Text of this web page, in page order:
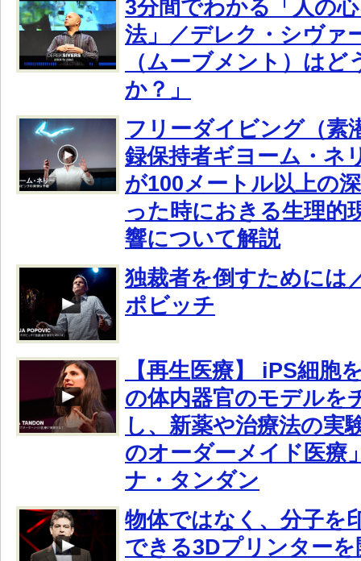
3分間でわかる「人の
法」／デレク・シヴァ
（ムーブメント）は
か？」
フリーダイビング（素
録保持者ギヨーム・ネ
が100メートル以上の
った時におきる生理的
響について解説
独裁者を倒すためには
ポビッチ
【再生医療】 iPS細胞
の体内器官のモデルを
し、新薬や治療法の実
のオーダーメイド医療
ナ・タンダン
物体ではなく、分子を
できる3Dプリンター